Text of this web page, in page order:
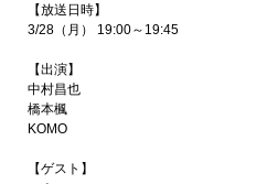
【放送日時】
3/28（月） 19:00～19:45
【出演】
中村昌也
橋本楓
KOMO
【ゲスト】